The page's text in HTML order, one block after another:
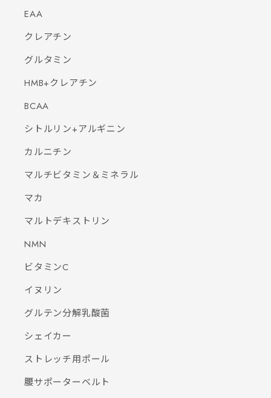
EAA
クレアチン
グルタミン
HMB+クレアチン
BCAA
シトルリン+アルギニン
カルニチン
マルチビタミン＆ミネラル
マカ
マルトデキストリン
NMN
ビタミンC
イヌリン
グルテン分解乳酸菌
シェイカー
ストレッチ用ポール
腰サポーターベルト